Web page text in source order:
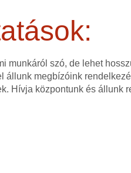
munkáról szó, de lehet
állunk megbízóink
Hívja központunk és állunk